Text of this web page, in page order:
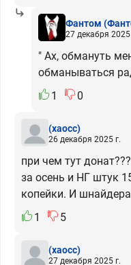
Фантом
27 декабря 2025
" Ах, обмануть
обманываться
1
0
(хаосс)
26 декабря 2025 г.
при чем тут
за осень и НГ штук
копейки. И
1
5
(хаосс)
27 декабря 2025 г.